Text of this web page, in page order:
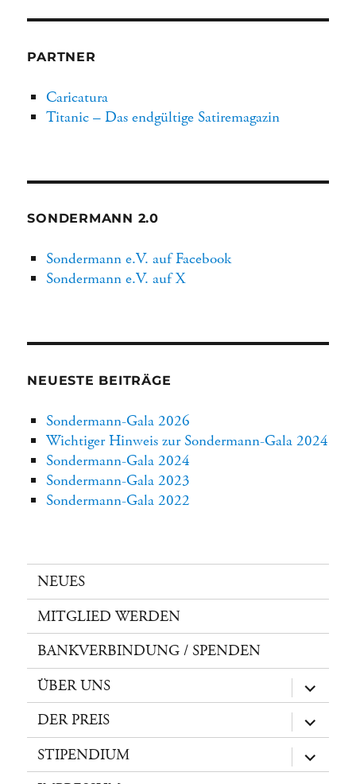
PARTNER
Caricatura
Titanic – Das endgültige Satiremagazin
SONDERMANN 2.0
Sondermann e.V. auf Facebook
Sondermann e.V. auf X
NEUESTE BEITRÄGE
Sondermann-Gala 2026
Wichtiger Hinweis zur Sondermann-Gala 2024
Sondermann-Gala 2024
Sondermann-Gala 2023
Sondermann-Gala 2022
NEUES
MITGLIED WERDEN
BANKVERBINDUNG / SPENDEN
ÜBER UNS
öffnen
DER PREIS
öffnen
STIPENDIUM
öffnen